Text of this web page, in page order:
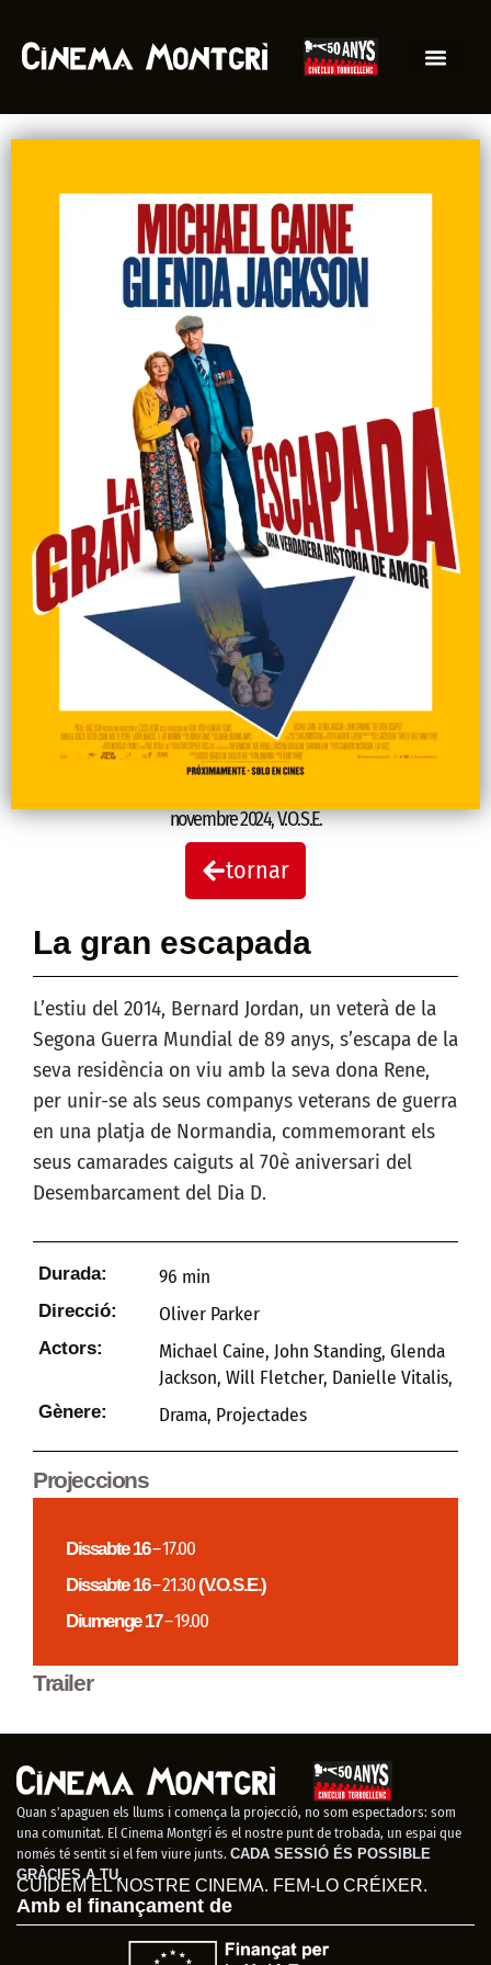
novembre 2024,V.O.S.E.
tornar
La gran escapada
L’estiu del 2014, Bernard Jordan, un veterà de la
Segona Guerra Mundial de 89 anys, s’escapa de la
seva residència on viu amb la seva dona Rene,
per unir-se als seus companys veterans de guerra
en una platja de Normandia, commemorant els
seus camarades caiguts al 70è aniversari del
Desembarcament del Dia D.
Durada: 96 min
Direcció: Oliver Parker
Actors:
Michael Caine, John Standing, Glenda
Jackson, Will Fletcher, Danielle Vitalis,
Gènere: Drama, Projectades
Projeccions
Dissabte 16– 17.00
Dissabte 16– 21.30(V.O.S.E.)
Diumenge 17– 19.00
Trailer
Quan s’apaguen els llums i comença la projecció, no som espectadors: som
una comunitat. El Cinema Montgrí és el nostre punt de trobada, un espai que
només té sentit si el fem viure junts. CADA SESSIÓ ÉS POSSIBLE
GRÀCIES A TU.
CUIDEM EL NOSTRE CINEMA. FEM-LO CRÉIXER.
Amb el finançament de